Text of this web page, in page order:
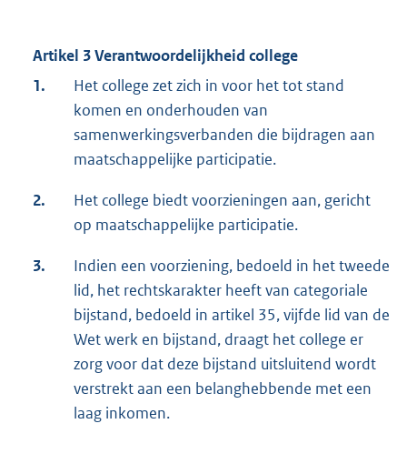
Artikel 3 Verantwoordelijkheid college
1.
Het college zet zich in voor het tot stand
komen en onderhouden van
samenwerkingsverbanden die bijdragen aan
maatschappelijke participatie.
2.
Het college biedt voorzieningen aan, gericht
op maatschappelijke participatie.
3.
Indien een voorziening, bedoeld in het tweede
lid, het rechtskarakter heeft van categoriale
bijstand, bedoeld in artikel 35, vijfde lid van de
Wet werk en bijstand, draagt het college er
zorg voor dat deze bijstand uitsluitend wordt
verstrekt aan een belanghebbende met een
laag inkomen.